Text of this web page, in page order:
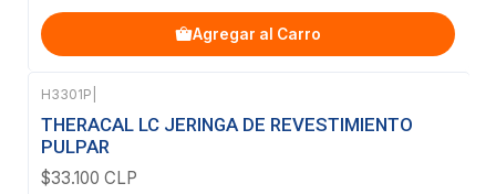
Agregar al Carro
Agotado
H3301P
THERACAL LC JERINGA DE REVESTIMIENTO
PULPAR
$33.100 CLP